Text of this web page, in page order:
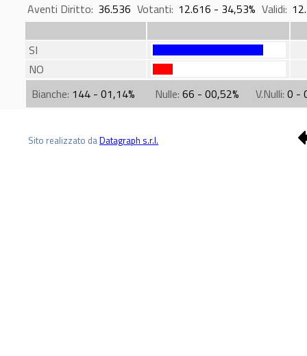
Aventi Diritto: 36.536 Votanti: 12.616 - 34,53% Validi:
SI
NO
Bianche: 144 - 01,14% Nulle: 66 - 00,52% V.Nulli: 0 -
Sito realizzato daDatagraph s.r.l.